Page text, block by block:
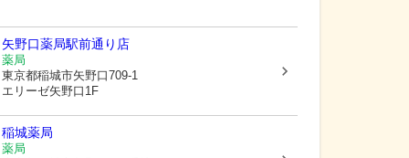
矢野口薬局駅前通り店
薬局
東京都稲城市矢野口709-1
エリーゼ矢野口1F
稲城薬局
薬局